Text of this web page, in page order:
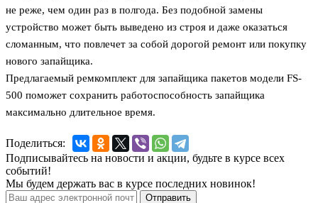
не реже, чем один раз в полгода. Без подобной замены
устройство может быть выведено из строя и даже оказаться
сломанным, что повлечет за собой дорогой ремонт или покупку
нового запайщика.
Предлагаемый ремкомплект для запайщика пакетов модели FS-
500 поможет сохранить работоспособность запайщика
максимально длительное время.
Поделиться:
Подписывайтесь на новости и акции, будьте в курсе всех
событий!
Мы будем держать вас в курсе последних новинок!